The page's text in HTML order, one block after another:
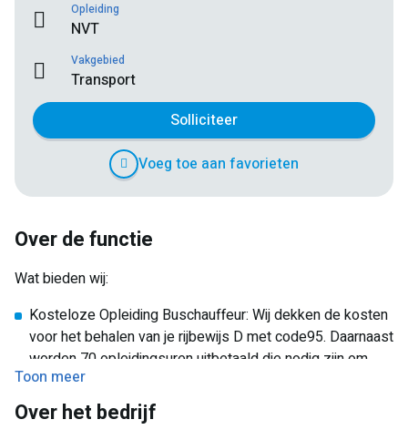
Opleiding
NVT
Vakgebied
Transport
Solliciteer
Voeg toe aan favorieten
Over de functie
Wat bieden wij:
Kosteloze Opleiding Buschauffeur: Wij dekken de kosten
voor het behalen van je rijbewijs D met code95. Daarnaast
worden 70 opleidingsuren uitbetaald die nodig zijn om
een gekwalificeerd buschauffeur te worden.
Betaald tijdens je opleiding: Je ontvangt een vergoeding
Toon meer
Over het bedrijf